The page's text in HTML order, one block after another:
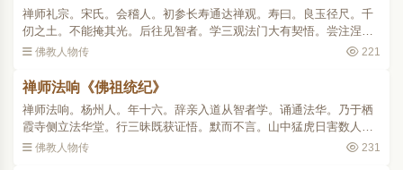
禅师礼宗。宋氏。会稽人。初参长寿通达禅观。寿曰。良玉径尺。千
仞之土。不能掩其光。后往见智者。学三观法门大有契悟。尝注涅槃
经疏为时所重。景龙三年 (唐中宗)御史凭忠忽暴亡。有二童子领师庭
佛教人物传 221
禅师法响《佛祖统纪》
禅师法响。杨州人。年十六。辞亲入道从智者学。诵通法华。乃于栖
霞寺侧立法华堂。行三昧既获证悟。默而不言。山中猛虎日害数人。
众设大斋以为禳禬。忽见一虎入众中攫一人去。师高声呼云。今日专
佛教人物传 231